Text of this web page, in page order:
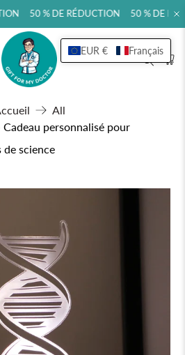
50 % DE RÉDUCTION 50 % DE
EUR € Français
All
Cadeau personnalisé pour
de science